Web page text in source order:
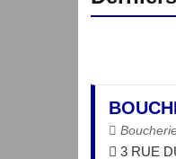
3 RUE